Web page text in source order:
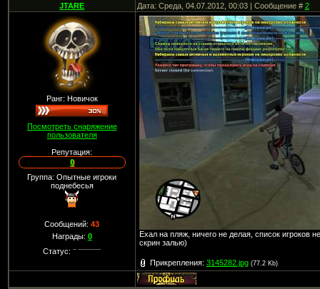
JTARE Дата: Среда, 04.07.2012, 00:03 | Сообщение #2
Ранг: Новичок
Посмотреть снаряжение
пользователя
Репутация:
0
Группа: Опытные игроки
поднебесья
Сообщений:43
Награды: 0
Статус:
Ехал на пляж, ничего не делая, список игроков
скрин залью)
Прикрепления: 3145282.jpg (77.2 Kb)